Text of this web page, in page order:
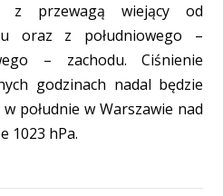
z przewagą wiejący od
oraz z południowego –
– zachodu. Ciśnienie
godzinach nadal będzie
południe w Warszawie nad
1023 hPa.